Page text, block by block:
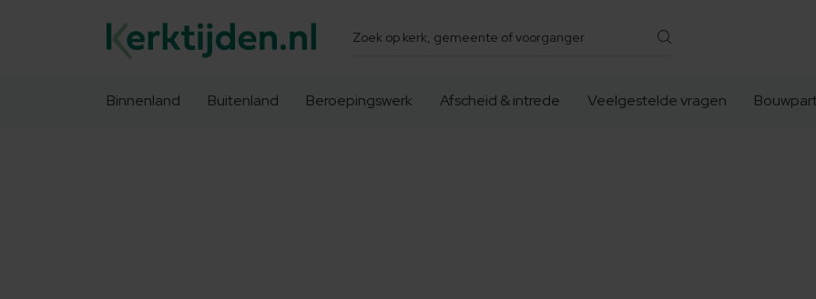
Zoeken
Binnenland Buitenland Beroepingswerk Afscheid & intrede Veelgestelde vragen